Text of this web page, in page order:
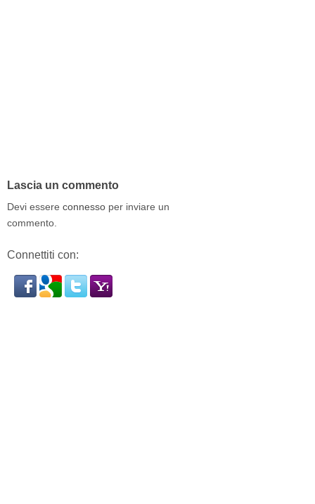
Lascia un commento
Devi essere connesso per inviare un
commento.
Connettiti con: